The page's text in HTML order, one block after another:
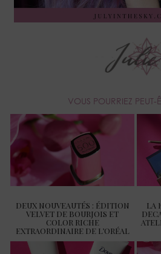
VOUS POURRIEZ PEUT-
DEUX NOUVEAUTÉS : ÉDITION
VELVET DE BOURJOIS ET
COLOR RICHE
EXTRAORDINAIRE DE L’ORÉAL
LA